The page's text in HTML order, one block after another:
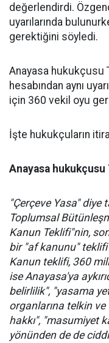
değerlendirdi.
uyarılarında
gerektiğini söyledi.
Anayasa hukukçusu
hesabından aynı
için 360 vekil oyu
İşte hukukçuların
Anayasa
"Çerçeve Yasa" diye
Toplumsal
Kanun Teklifi"nin,
bir "af kanunu"
Kanun teklifi, 360
ise Anayasa'ya
belirlilik", "yasama
organlarına telkin
hakkı", "masumiyet
yönünden de de